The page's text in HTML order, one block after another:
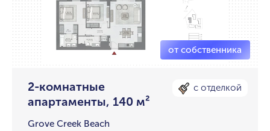
2-комнатные
апартаменты, 140 м²
с отделкой
Grove Creek Beach